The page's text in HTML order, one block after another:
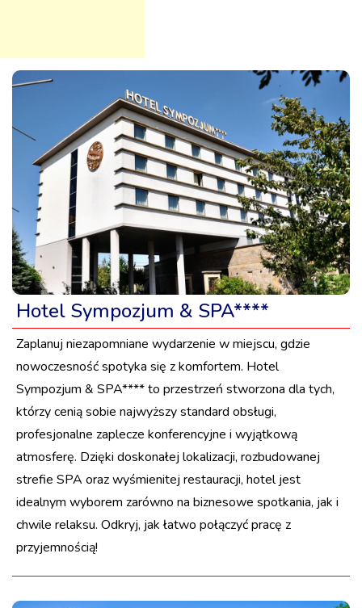
Hotel Sympozjum & SPA****
Zaplanuj niezapomniane wydarzenie w miejscu, gdzie
nowoczesność spotyka się z komfortem. Hotel
Sympozjum & SPA**** to przestrzeń stworzona dla tych,
którzy cenią sobie najwyższy standard obsługi,
profesjonalne zaplecze konferencyjne i wyjątkową
atmosferę. Dzięki doskonałej lokalizacji, rozbudowanej
strefie SPA oraz wyśmienitej restauracji, hotel jest
idealnym wyborem zarówno na biznesowe spotkania, jak i
chwile relaksu. Odkryj, jak łatwo połączyć pracę z
przyjemnością!